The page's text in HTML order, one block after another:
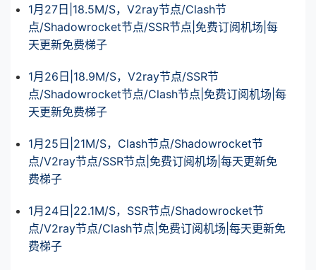
1月27日|18.5M/S，V2ray节点/Clash节
点/Shadowrocket节点/SSR节点|免费订阅机场|每
天更新免费梯子
1月26日|18.9M/S，V2ray节点/SSR节
点/Shadowrocket节点/Clash节点|免费订阅机场|每
天更新免费梯子
1月25日|21M/S，Clash节点/Shadowrocket节
点/V2ray节点/SSR节点|免费订阅机场|每天更新免
费梯子
1月24日|22.1M/S，SSR节点/Shadowrocket节
点/V2ray节点/Clash节点|免费订阅机场|每天更新免
费梯子